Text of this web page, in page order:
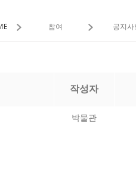
참여 공지사
작성자
박물관